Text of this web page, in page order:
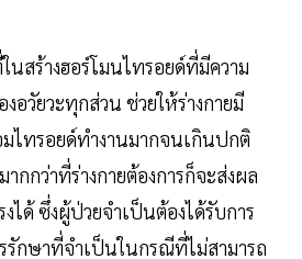
สร้างฮอร์โมนไทรอยด์ที่มีความ
อวัยวะทุกส่วน ช่วยให้ร่างกายมี
ไทรอยด์ทำงานมากจนเกินปกติ
กกว่าที่ร่างกายต้องการก็จะส่งผล
ได้ ซึ่งผู้ป่วยจำเป็นต้องได้รับการ
รักษาที่จำเป็นในกรณีที่ไม่สามารถ